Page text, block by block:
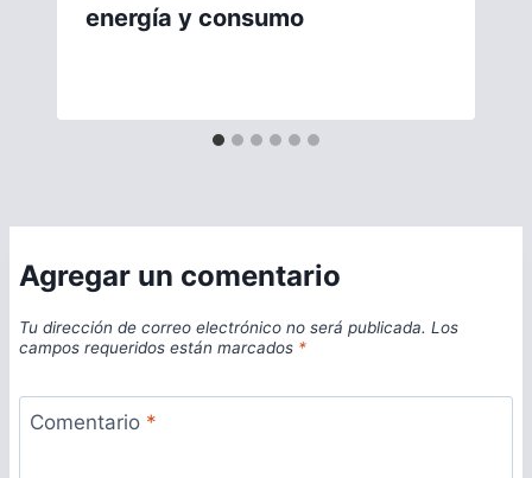
energía y consumo
Agregar un comentario
Tu dirección de correo electrónico no será publicada. Los
campos requeridos están marcados *
Comentario *